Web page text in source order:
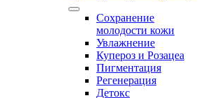
Сохранение
молодости кожи
Увлажнение
Купероз и Розацеа
Пигментация
Регенерация
Детокс